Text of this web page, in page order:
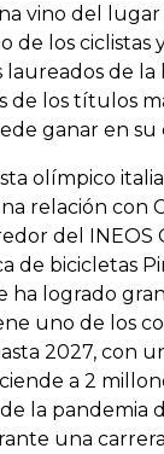
vino del lugar
de los ciclistas
de la
de los títulos
ganar en su
olímpico
relación con
del INEOS
de bicicletas
ha logrado
uno de los
2027, con
a 2
la pandemia
una